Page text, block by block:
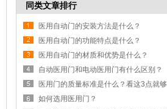
同类文章排行
医用自动门的安装方法是什么？
医用自动门的功能特点是什么？
医用自动门的材质和优势是什么？
自动医用门和电动医用门有什么区别？
医用门的质量标准是什么？看这3点就够
了。
如何选用医用门？